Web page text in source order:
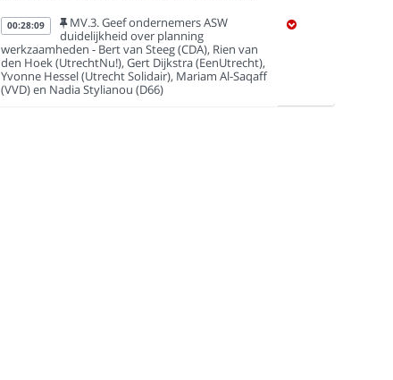
00:28:09
MV.3. Geef ondernemers ASW
duidelijkheid over planning
werkzaamheden - Bert van Steeg (CDA), Rien van
den Hoek (UtrechtNu!), Gert Dijkstra (EenUtrecht),
Yvonne Hessel (Utrecht Solidair), Mariam Al-Saqaff
(VVD) en Nadia Stylianou (D66)